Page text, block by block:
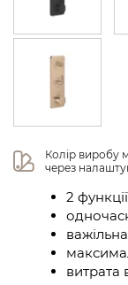
Колір виробу
через
2
витрата